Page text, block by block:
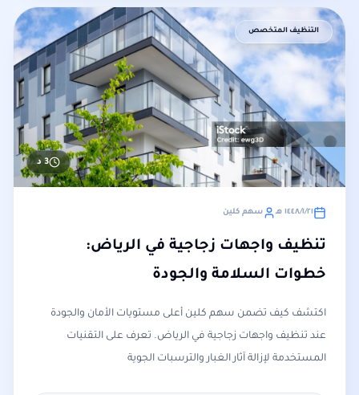
التنظيف المتخصص
3د
٢١‏/١‏/١٤٤٨ هـ سهم كلين
تنظيف واجهات زجاجية في الرياض:
خطوات السلامة والجودة
اكتشف كيف تضمن سهم كلين أعلى مستويات الأمان والجودة
عند تنظيف واجهات زجاجية في الرياض. تعرف على التقنيات
المستخدمة لإزالة آثار الغبار والترسبات الجوية